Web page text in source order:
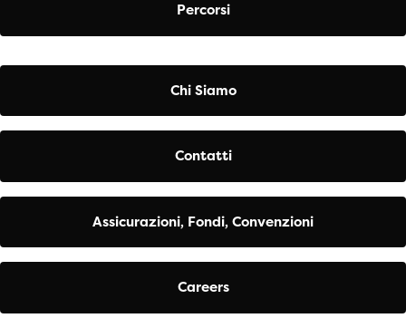
Percorsi
Chi Siamo
Contatti
Assicurazioni, Fondi, Convenzioni
Careers